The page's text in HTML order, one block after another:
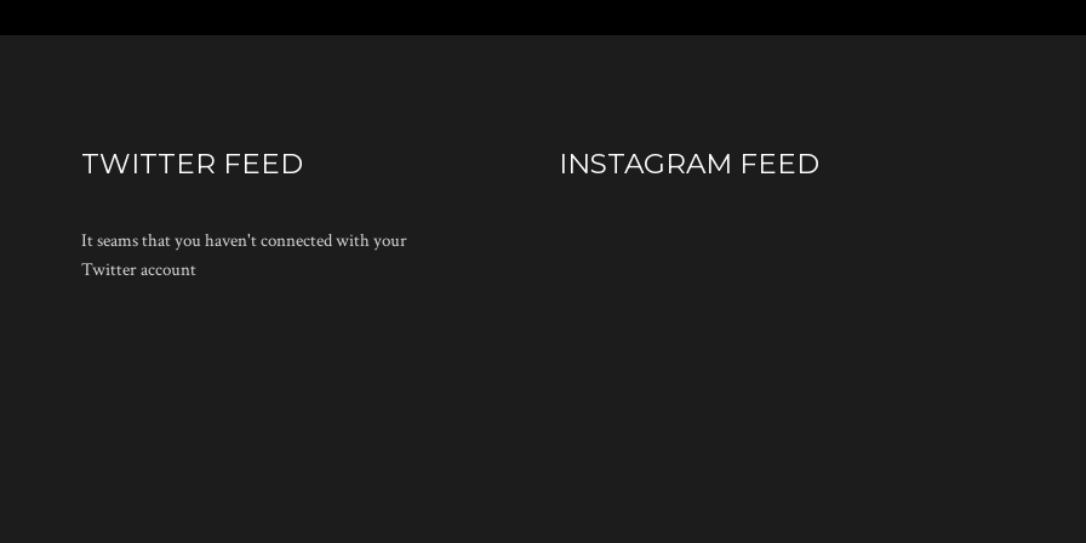
TWITTER FEED
It seams that you haven't connected with your
Twitter account
INSTAGRAM FEED